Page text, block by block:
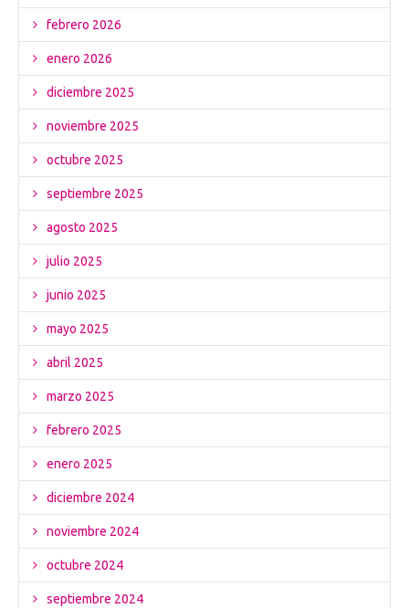
febrero 2026
enero 2026
diciembre 2025
noviembre 2025
octubre 2025
septiembre 2025
agosto 2025
julio 2025
junio 2025
mayo 2025
abril 2025
marzo 2025
febrero 2025
enero 2025
diciembre 2024
noviembre 2024
octubre 2024
septiembre 2024